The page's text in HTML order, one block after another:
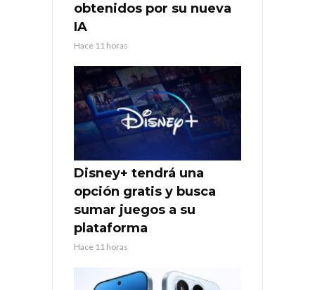
obtenidos por su nueva
IA
Hace 11 horas
Disney+ tendrá una
opción gratis y busca
sumar juegos a su
plataforma
Hace 11 horas